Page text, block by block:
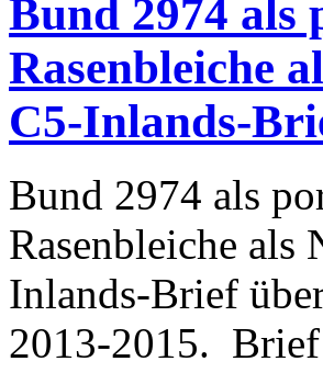
Bund 2974 als
Rasenbleiche
C5-Inlands-
Bund 2974 als
Rasenbleiche als
Inlands-Brief
2013-2015.